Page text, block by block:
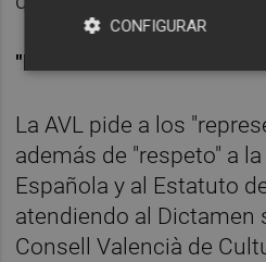
"RESPETO"
La AVL pide a los
además de "respeto" a
Española y al Estatuto
atendiendo al Dictamen
Consell Valencià de
CONFIGURAR